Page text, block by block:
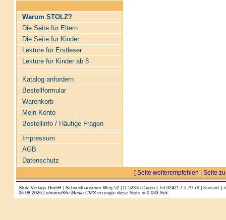
Warum STOLZ?
Die Seite für Eltern
Die Seite für Kinder
Lektüre für Erstleser
Lektüre für Kinder ab 8
Katalog anfordern
Bestellformular
Warenkorb
Mein Konto
Bestellinfo / Häufige Fragen
Impressum
AGB
Datenschutz
[Seite weiterempfehlen Seite
Stolz Verlags GmbH | Schneidhausener Weg 52 | D-52355 Düren | Tel 02421 / 5 79 79 | Kontakt|
06.08.2026 | chromoSite Media CMSerzeugte diese Seite in 0.033 Sek.